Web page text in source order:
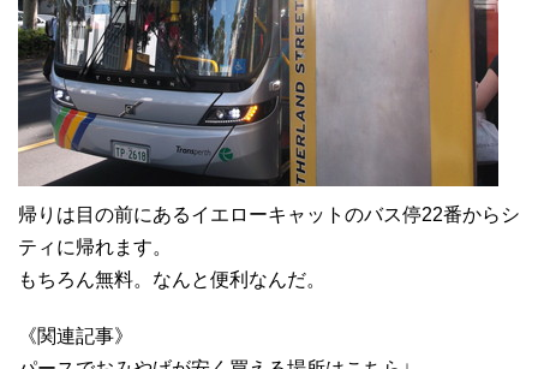
帰りは目の前にあるイエローキャットのバス停22番からシ
ティに帰れます。
もちろん無料。なんと便利なんだ。
《関連記事》